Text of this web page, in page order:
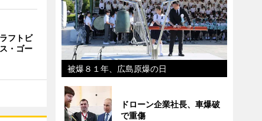
フトビ
・ゴー
被爆８１年、広島原爆の日
ドローン企業社長、車爆破
で重傷